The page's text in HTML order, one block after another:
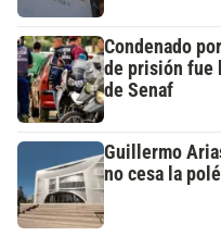
Condenado
de prisión fue
de Senaf
Guillermo
no cesa la